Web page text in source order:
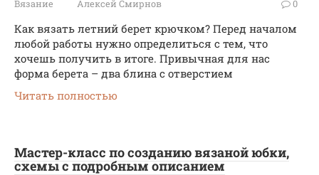
Вязание Алексей Смирнов 0
Как вязать летний берет крючком? Перед началом
любой работы нужно определиться с тем, что
хочешь получить в итоге. Привычная для нас
форма берета – два блина с отверстием
Читать полностью
Мастер-класс по созданию вязаной юбки,
схемы с подробным описанием